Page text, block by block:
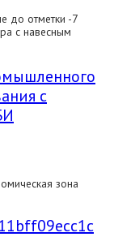
до отметки -7
с навесным
с
зона